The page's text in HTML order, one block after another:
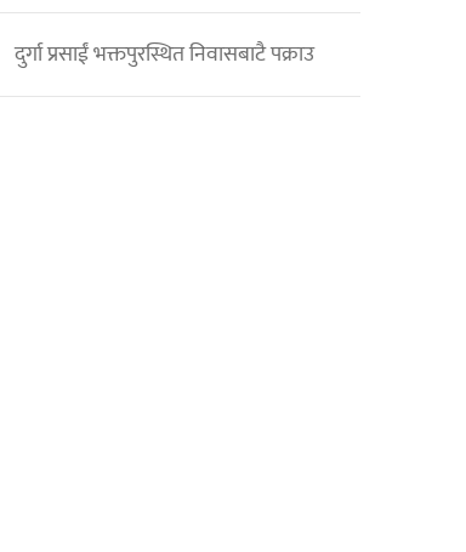
दुर्गा प्रसाईं भक्तपुरस्थित निवासबाटै पक्राउ